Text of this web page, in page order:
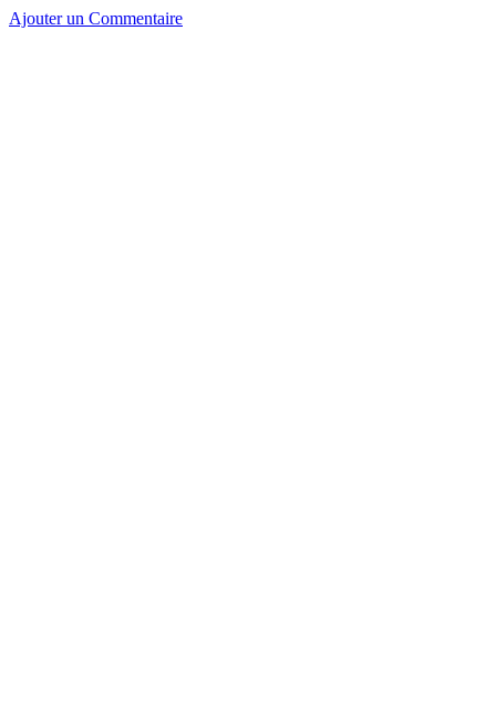
Ajouter un Commentaire